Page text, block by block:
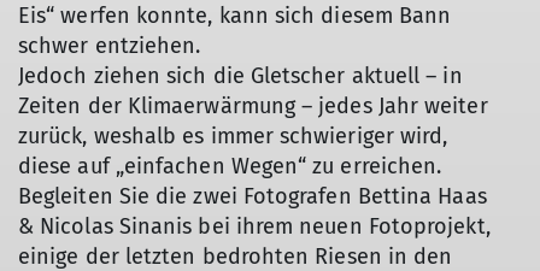
Eis“ werfen konnte, kann sich diesem Bann
schwer entziehen.
Jedoch ziehen sich die Gletscher aktuell – in
Zeiten der Klimaerwärmung – jedes Jahr weiter
zurück, weshalb es immer schwieriger wird,
diese auf „einfachen Wegen“ zu erreichen.
Begleiten Sie die zwei Fotografen Bettina Haas
& Nicolas Sinanis bei ihrem neuen Fotoprojekt,
einige der letzten bedrohten Riesen in den